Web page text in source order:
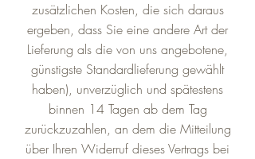
zusätzlichen Kosten, die sich daraus
ergeben, dass Sie eine andere Art der
Lieferung als die von uns angebotene,
günstigste Standardlieferung gewählt
haben), unverzüglich und spätestens
binnen 14 Tagen ab dem Tag
zurückzuzahlen, an dem die Mitteilung
über Ihren Widerruf dieses Vertrags bei